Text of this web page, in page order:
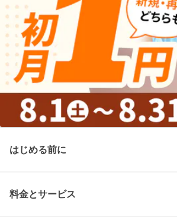
はじめる前に
料金とサービス